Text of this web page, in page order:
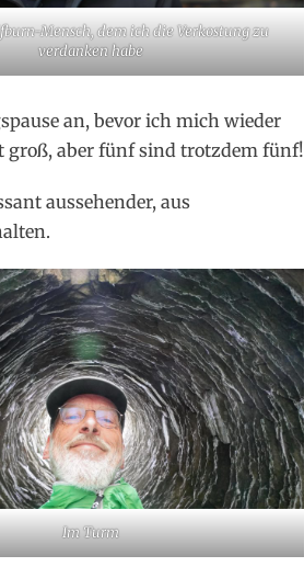
Mensch, dem ich die Verkostung zu
verdanken habe
an, bevor ich mich wieder
groß, aber fünf sind trotzdem fünf!
aussehender, aus
Im Turm